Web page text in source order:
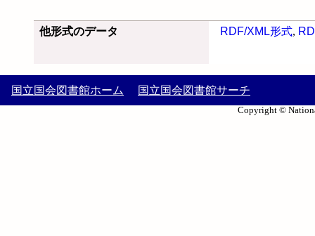
他形式のデータ RDF/XML形式,
国立国会図書館ホーム 国立国会図書館サーチ
Copyright ©